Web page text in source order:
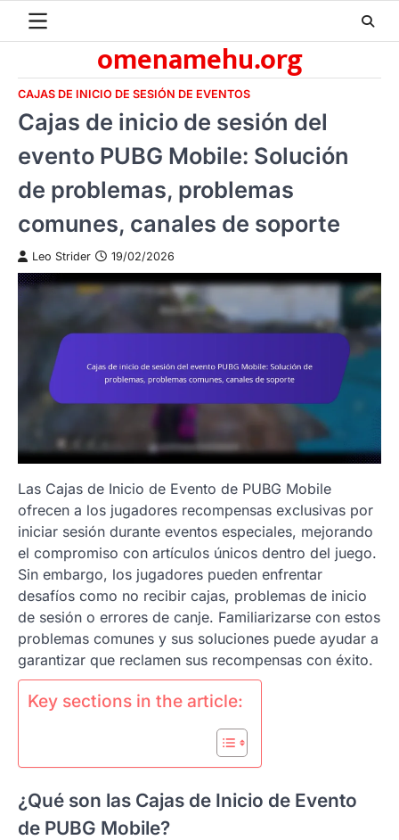
omenamehu.org
CAJAS DE INICIO DE SESIÓN DE EVENTOS
Cajas de inicio de sesión del
evento PUBG Mobile: Solución
de problemas, problemas
comunes, canales de soporte
Leo Strider 19/02/2026
Las Cajas de Inicio de Evento de PUBG Mobile
ofrecen a los jugadores recompensas exclusivas por
iniciar sesión durante eventos especiales, mejorando
el compromiso con artículos únicos dentro del juego.
Sin embargo, los jugadores pueden enfrentar
desafíos como no recibir cajas, problemas de inicio
de sesión o errores de canje. Familiarizarse con estos
problemas comunes y sus soluciones puede ayudar a
garantizar que reclamen sus recompensas con éxito.
Key sections in the article:
¿Qué son las Cajas de Inicio de Evento
de PUBG Mobile?